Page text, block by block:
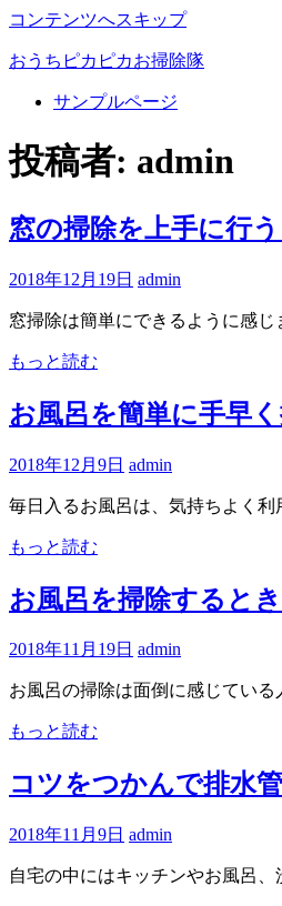
コンテンツへスキップ
おうちピカピカお掃除隊
う
ち
綺
麗
お
除
に
関
す
る
報
お
届
け
し
ま
サンプルページ
投稿者: admin
窓の掃除を上手に行
2018年12月19日 admin
窓掃除は簡単にできるように感じ
もっと読む
お風呂を簡単に手早
2018年12月9日 admin
毎日入るお風呂は、気持ちよく利
もっと読む
お風呂を掃除すると
2018年11月19日 admin
お風呂の掃除は面倒に感じている
もっと読む
コツをつかんで排水
2018年11月9日 admin
自宅の中にはキッチンやお風呂、